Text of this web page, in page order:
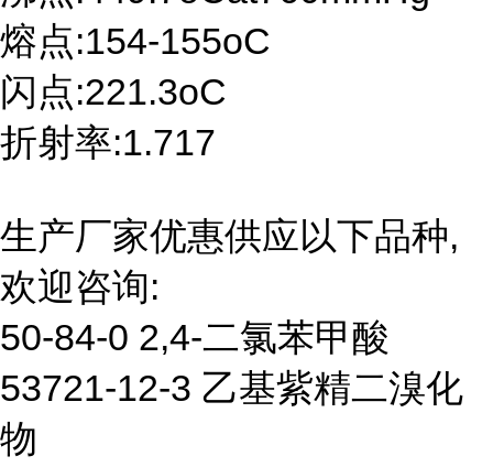
熔点:154-155oC
闪点:221.3oC
折射率:1.717
生产厂家优惠供应以下品种,
欢迎咨询:
50-84-0 2,4-二氯苯甲酸
53721-12-3 乙基紫精二溴化
物